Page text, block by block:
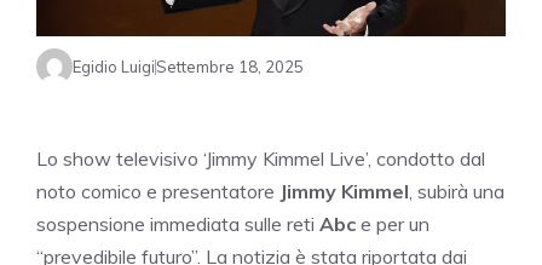
Egidio LuigiSettembre 18, 2025
Lo show televisivo ‘Jimmy Kimmel Live’, condotto dal
noto comico e presentatore Jimmy Kimmel, subirà una
sospensione immediata sulle reti Abc e per un
“prevedibile futuro”. La notizia è stata riportata dai